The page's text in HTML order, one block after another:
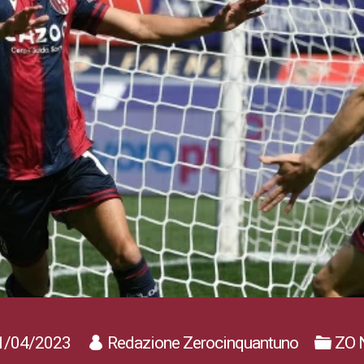
04/2023 Redazione Zerocinquantuno ZO